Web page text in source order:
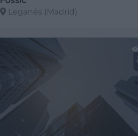
Leganés (Madrid)